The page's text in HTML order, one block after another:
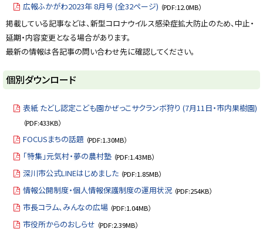
広報ふかがわ2023年 8月号 (全32ページ) （PDF:12.0MB）
掲載している記事などは、新型コロナウイルス感染症拡大防止のため、中止・
延期・内容変更となる場合があります。
最新の情報は各記事の問い合わせ先に確認してください。
ト
ッ
個別ダウンロード
表紙 たどし認定こども園かぜっこサクランボ狩り (7月11日・市内果樹園)
（PDF:433KB）
FOCUSまちの話題 （PDF:1.30MB）
「特集」元気村・夢の農村塾 （PDF:1.43MB）
深川市公式LINEはじめました （PDF:1.85MB）
情報公開制度・個人情報保護制度の運用状況 （PDF:254KB）
市長コラム、みんなの広場 （PDF:1.04MB）
市役所からのおしらせ （PDF:2.39MB）